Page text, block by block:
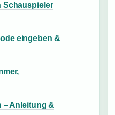
Schauspieler
eingeben &
– Anleitung &